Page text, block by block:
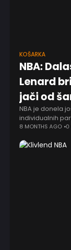
KOŠARKA
NBA:
Lenard
jači od
NBA je donela
individualnih
poredak, a u
8 MONTHS AGO 0